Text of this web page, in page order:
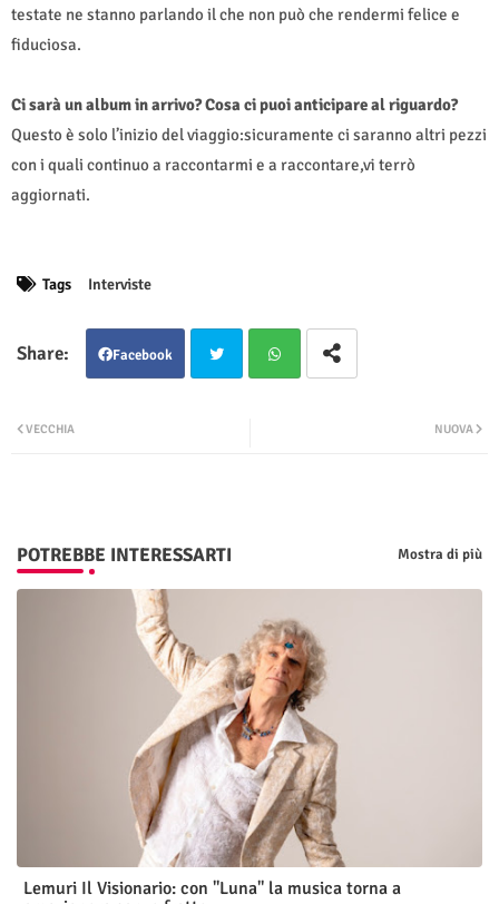
testate ne stanno parlando il che non può che rendermi felice e
fiduciosa.
Ci sarà un album in arrivo? Cosa ci puoi anticipare al riguardo?
Questo è solo l’inizio del viaggio:sicuramente ci saranno altri pezzi
con i quali continuo a raccontarmi e a raccontare,vi terrò
aggiornati.
Tags Interviste
Facebook
NUOVA
VECCHIA
POTREBBE INTERESSARTI Mostra di più
Lemuri Il Visionario: con "Luna" la musica torna a